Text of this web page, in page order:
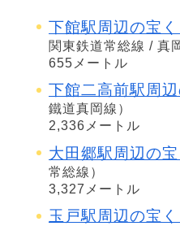
下館駅周辺の宝
関東鉄道常総線 / 真
655メートル
下館二高前駅周
鐵道真岡線）
2,336メートル
大田郷駅周辺の
常総線）
3,327メートル
玉戸駅周辺の宝